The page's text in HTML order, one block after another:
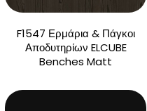
F1547 Ερμάρια & Πάγκοι
Αποδυτηρίων ELCUBE
Benches Matt